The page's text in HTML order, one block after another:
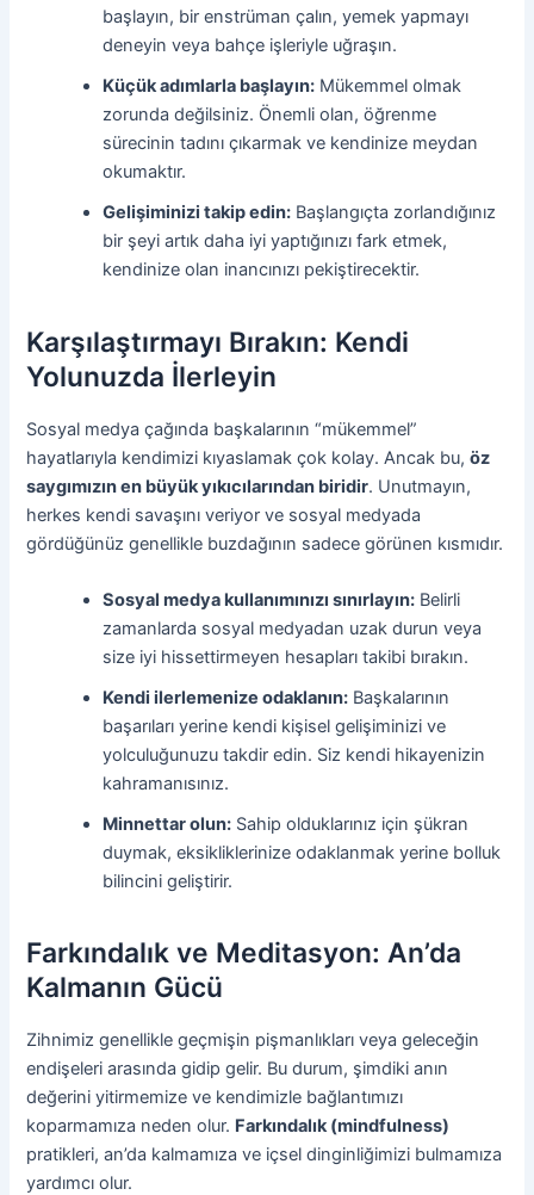
başlayın, bir enstrüman çalın, yemek yapmayı
deneyin veya bahçe işleriyle uğraşın.
Küçük adımlarla başlayın: Mükemmel olmak
zorunda değilsiniz. Önemli olan, öğrenme
sürecinin tadını çıkarmak ve kendinize meydan
okumaktır.
Gelişiminizi takip edin: Başlangıçta zorlandığınız
bir şeyi artık daha iyi yaptığınızı fark etmek,
kendinize olan inancınızı pekiştirecektir.
Karşılaştırmayı Bırakın: Kendi
Yolunuzda İlerleyin
Sosyal medya çağında başkalarının “mükemmel”
hayatlarıyla kendimizi kıyaslamak çok kolay. Ancak bu,öz
saygımızın en büyük yıkıcılarından biridir. Unutmayın,
herkes kendi savaşını veriyor ve sosyal medyada
gördüğünüz genellikle buzdağının sadece görünen kısmıdır.
Sosyal medya kullanımınızı sınırlayın: Belirli
zamanlarda sosyal medyadan uzak durun veya
size iyi hissettirmeyen hesapları takibi bırakın.
Kendi ilerlemenize odaklanın: Başkalarının
başarıları yerine kendi kişisel gelişiminizi ve
yolculuğunuzu takdir edin. Siz kendi hikayenizin
kahramanısınız.
Minnettar olun: Sahip olduklarınız için şükran
duymak, eksikliklerinize odaklanmak yerine bolluk
bilincini geliştirir.
Farkındalık ve Meditasyon: An’da
Kalmanın Gücü
Zihnimiz genellikle geçmişin pişmanlıkları veya geleceğin
endişeleri arasında gidip gelir. Bu durum, şimdiki anın
değerini yitirmemize ve kendimizle bağlantımızı
koparmamıza neden olur. Farkındalık (mindfulness)
pratikleri, an’da kalmamıza ve içsel dinginliğimizi bulmamıza
yardımcı olur.